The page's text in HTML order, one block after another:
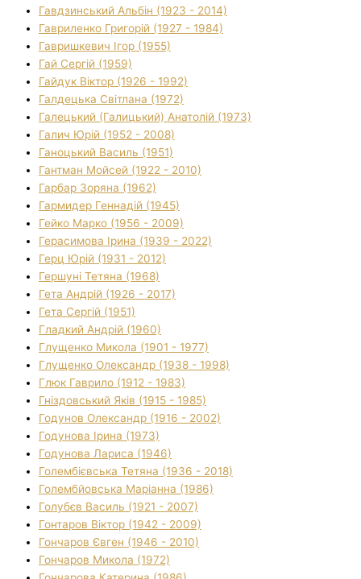
Гавдзинський Альбін (1923 - 2014)
Гавриленко Григорій (1927 - 1984)
Гавришкевич Ігор (1955)
Гай Сергій (1959)
Гайдук Віктор (1926 - 1992)
Галдецька Світлана (1972)
Галецький (Галицький) Анатолій (1973)
Галич Юрій (1952 - 2008)
Ганоцький Василь (1951)
Гантман Мойсей (1922 - 2010)
Гарбар Зоряна (1962)
Гармидер Геннадій (1945)
Гейко Марко (1956 - 2009)
Герасимова Ірина (1939 - 2022)
Герц Юрій (1931 - 2012)
Гершуні Тетяна (1968)
Гета Андрій (1926 - 2017)
Гета Сергій (1951)
Гладкий Андрій (1960)
Глущенко Микола (1901 - 1977)
Глущенко Олександр (1938 - 1998)
Глюк Гаврило (1912 - 1983)
Гніздовський Яків (1915 - 1985)
Годунов Олександр (1916 - 2002)
Годунова Ірина (1973)
Годунова Лариса (1946)
Голембієвська Тетяна (1936 - 2018)
Голембйовська Маріанна (1986)
Голубєв Василь (1921 - 2007)
Гонтаров Віктор (1942 - 2009)
Гончаров Євген (1946 - 2010)
Гончаров Микола (1972)